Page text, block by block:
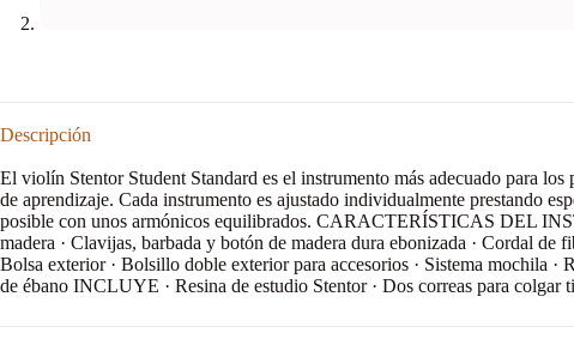
Descripción
El violín Stentor Student Standard es el instrumento más adecuado para
de aprendizaje. Cada instrumento es ajustado individualmente prestando
posible con unos armónicos equilibrados. CARACTERÍSTICAS DEL
madera · Clavijas, barbada y botón de madera dura ebonizada · Cordal
Bolsa exterior · Bolsillo doble exterior para accesorios · Sistema mochila
de ébano INCLUYE · Resina de estudio Stentor · Dos correas para